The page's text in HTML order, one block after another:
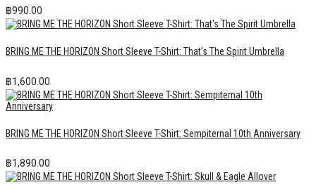
฿990.00
BRING ME THE HORIZON Short Sleeve T-Shirt: That’s The Spirit Umbrella
฿1,600.00
BRING ME THE HORIZON Short Sleeve T-Shirt: Sempiternal 10th Anniversary
฿1,890.00